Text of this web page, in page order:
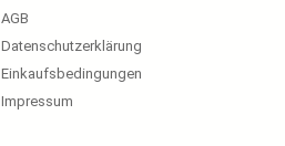
AGB
Datenschutzerklärung
Einkaufsbedingungen
Impressum